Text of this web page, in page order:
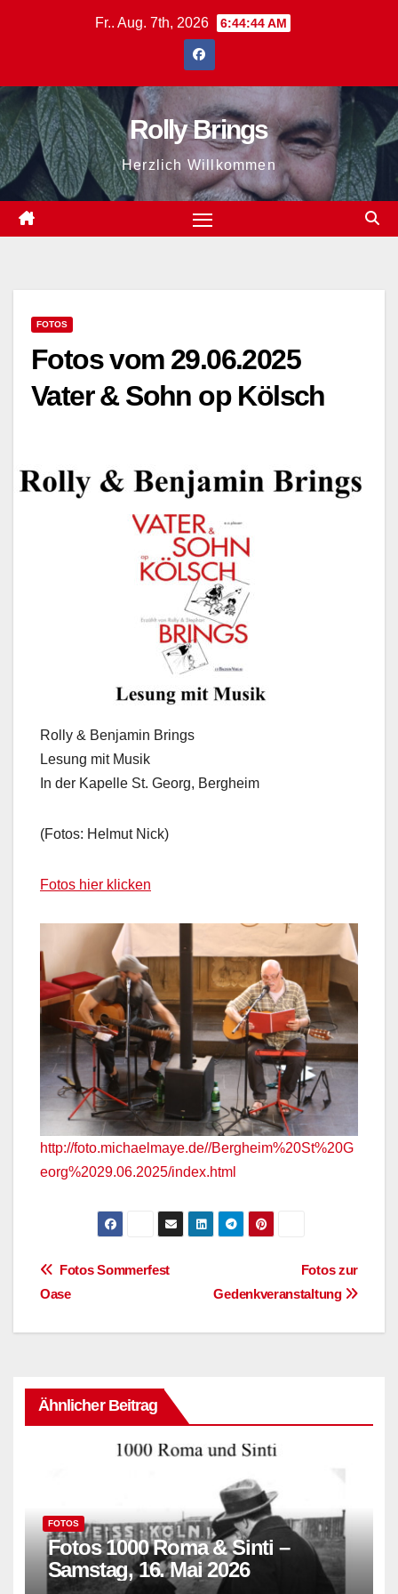
Fr.. Aug. 7th, 2026 6:44:45 AM
Rolly Brings
Herzlich Willkommen
FOTOS
Fotos vom 29.06.2025
Vater & Sohn op Kölsch
Rolly & Benjamin Brings
Lesung mit Musik
In der Kapelle St. Georg, Bergheim
(Fotos: Helmut Nick)
Fotos hier klicken
http://foto.michaelmaye.de//Bergheim%20St%20G
eorg%2029.06.2025/index.html
Beitragsnavigation
Fotos zur
Gedenkveranstaltung
Fotos Sommerfest
Oase
Ähnlicher Beitrag
FOTOS
Fotos 1000 Roma & Sinti –
Samstag, 16. Mai 2026